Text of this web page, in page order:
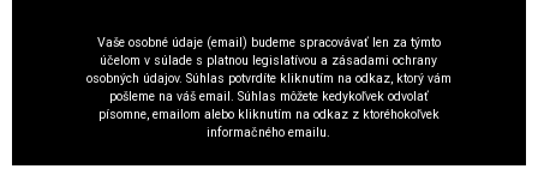
Vaše osobné údaje (email) budeme spracovávať len za týmto
účelom v súlade s platnou legislatívou a zásadami ochrany
osobných údajov. Súhlas potvrdíte kliknutím na odkaz, ktorý vám
pošleme na váš email. Súhlas môžete kedykoľvek odvolať
písomne, emailom alebo kliknutím na odkaz z ktoréhokoľvek
informačného emailu.